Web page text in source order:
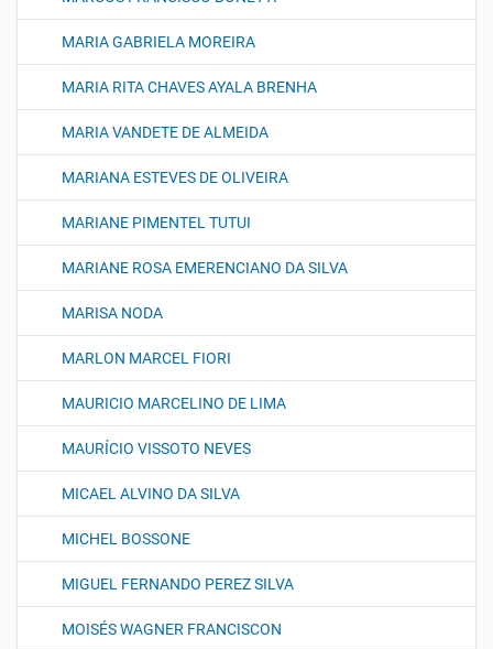
MARIA GABRIELA MOREIRA
MARIA RITA CHAVES AYALA BRENHA
MARIA VANDETE DE ALMEIDA
MARIANA ESTEVES DE OLIVEIRA
MARIANE PIMENTEL TUTUI
MARIANE ROSA EMERENCIANO DA SILVA
MARISA NODA
MARLON MARCEL FIORI
MAURICIO MARCELINO DE LIMA
MAURÍCIO VISSOTO NEVES
MICAEL ALVINO DA SILVA
MICHEL BOSSONE
MIGUEL FERNANDO PEREZ SILVA
MOISÉS WAGNER FRANCISCON